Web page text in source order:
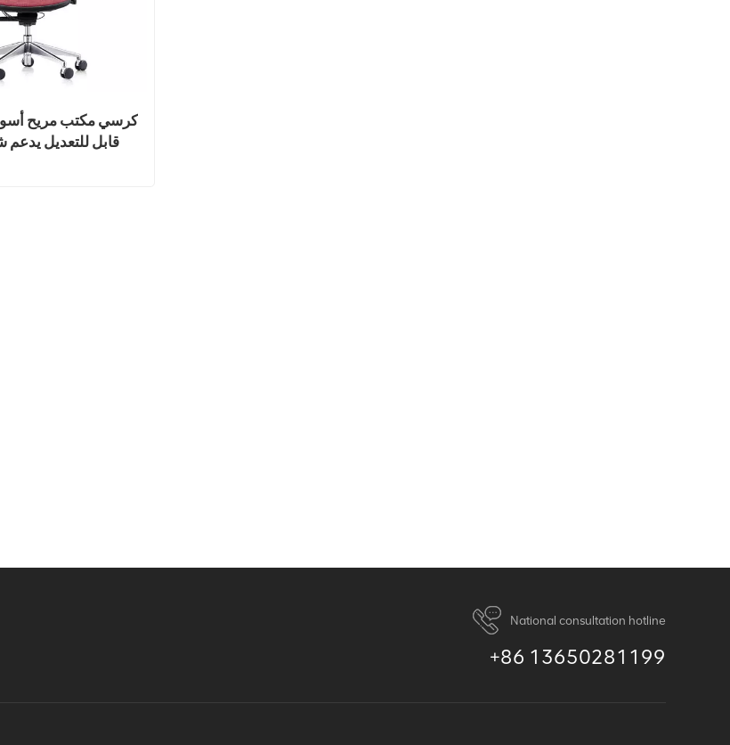
كرسي مكتب مريح
قابل للتعديل يدعم
National consultation hotline
+86 13650281199